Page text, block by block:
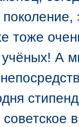
тоже
А